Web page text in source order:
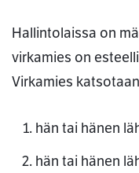
Hallintolaissa on
virkamies on
Virkamies
hän tai hänen
hän tai hänen